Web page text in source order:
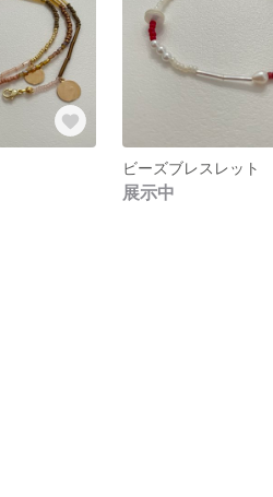
ビーズブレスレット
展示中